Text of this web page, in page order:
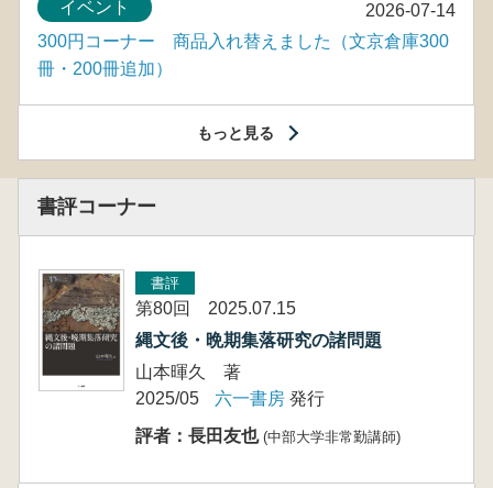
2026-07-14
イベント
300円コーナー 商品入れ替えました（文京倉庫300
冊・200冊追加）
もっと見る
書評コーナー
書評
第80回 2025.07.15
縄文後・晩期集落研究の諸問題
山本暉久 著
2025/05
六一書房 発行
評者：長田友也 (中部大学非常勤講師)